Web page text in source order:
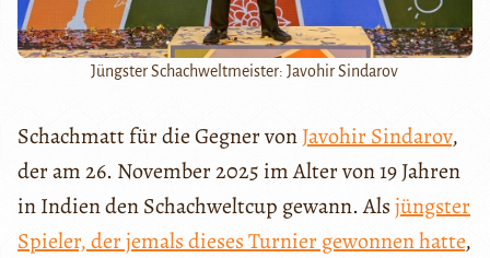
Jüngster Schachweltmeister: Javohir Sindarov
Schachmatt für die Gegner vonJavohir Sindarov,
der am 26. November 2025 im Alter von 19 Jahren
in Indien den Schachweltcup gewann. Alsjüngster
Spieler, der jemals dieses Turnier gewonnen hatte,